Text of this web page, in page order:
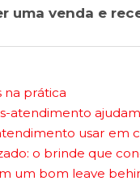
uma venda e
na prática
atendimento
usar em
o brinde que
um bom leave